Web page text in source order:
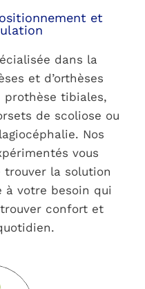
et
dans la
et d’orthèses
prothèse tibiales,
de scoliose ou
Nos
vous
trouver la solution
à votre besoin qui
confort et